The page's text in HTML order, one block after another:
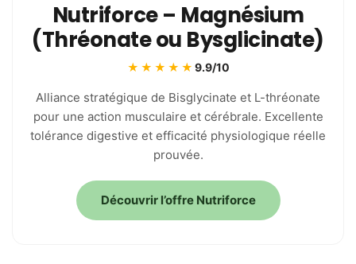
Nutriforce – Magnésium
(Thréonate ou Bysglicinate)
★★★★★ 9.9/10
Alliance stratégique de Bisglycinate et L-thréonate
pour une action musculaire et cérébrale. Excellente
tolérance digestive et efficacité physiologique réelle
prouvée.
Découvrir l’offre Nutriforce